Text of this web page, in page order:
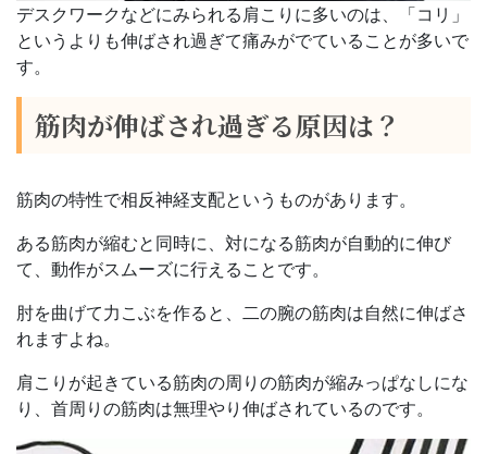
デスクワークなどにみられる肩こりに多いのは、「コリ」
というよりも伸ばされ過ぎて痛みがでていることが多いで
す。
筋肉が伸ばされ過ぎる原因は？
筋肉の特性で相反神経支配というものがあります。
ある筋肉が縮むと同時に、対になる筋肉が自動的に伸び
て、動作がスムーズに行えることです。
肘を曲げて力こぶを作ると、二の腕の筋肉は自然に伸ばさ
れますよね。
肩こりが起きている筋肉の周りの筋肉が縮みっぱなしにな
り、首周りの筋肉は無理やり伸ばされているのです。